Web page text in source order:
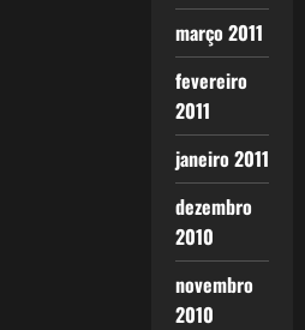
março 2011
fevereiro
2011
janeiro 2011
dezembro
2010
novembro
2010